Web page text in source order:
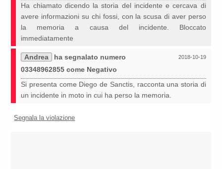
Ha chiamato dicendo la storia del incidente e cercava di
avere informazioni su chi fossi, con la scusa di aver perso
la memoria a causa del incidente. Bloccato
immediatamente
2018-10-19
Andrea
ha segnalato numero
03348962855 come Negativo
Si presenta come Diego de Sanctis, racconta una storia di
un incidente in moto in cui ha perso la memoria.
Segnala la violazione